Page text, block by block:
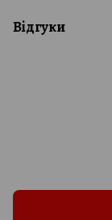
Відгуки